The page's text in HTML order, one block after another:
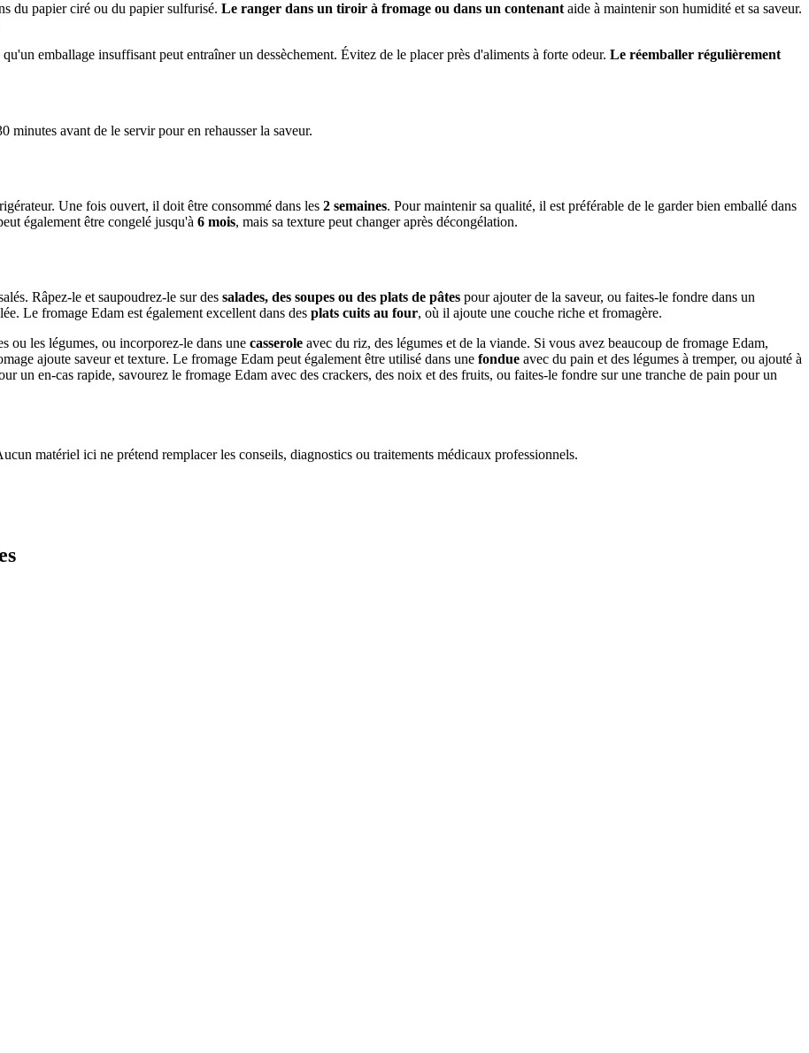
du papier ciré ou du papier sulfurisé. Le ranger dans un tiroir à fromage ou dans un contenant aide à maintenir son humidité et sa saveur.
emballage insuffisant peut entraîner un dessèchement. Évitez de le placer près d'aliments à forte odeur. Le réemballer régulièrement
minutes avant de le servir pour en rehausser la saveur.
Une fois ouvert, il doit être consommé dans les 2 semaines. Pour maintenir sa qualité, il est préférable de le garder bien emballé dans
également être congelé jusqu'à 6 mois, mais sa texture peut changer après décongélation.
Râpez-le et saupoudrez-le sur des salades, des soupes ou des plats de pâtes pour ajouter de la saveur, ou faites-le fondre dans un
Le fromage Edam est également excellent dans des plats cuits au four, où il ajoute une couche riche et fromagère.
ou les légumes, ou incorporez-le dans une casserole avec du riz, des légumes et de la viande. Si vous avez beaucoup de fromage Edam,
ajoute saveur et texture. Le fromage Edam peut également être utilisé dans une fondue avec du pain et des légumes à tremper, ou ajouté à
un en-cas rapide, savourez le fromage Edam avec des crackers, des noix et des fruits, ou faites-le fondre sur une tranche de pain pour un
matériel ici ne prétend remplacer les conseils, diagnostics ou traitements médicaux professionnels.